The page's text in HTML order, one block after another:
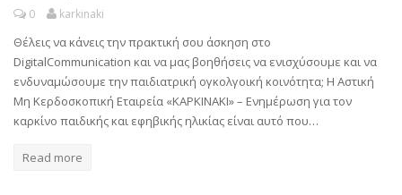
0 karkinaki
Θέλεις να κάνεις την πρακτική σου άσκηση στο
DigitalCommunication και να μας βοηθήσεις να ενισχύσουμε και να
ενδυναμώσουμε την παιδιατρική ογκολγοική κοινότητα; H Αστική
Μη Κερδοσκοπική Εταιρεία «ΚΑΡΚΙΝΑΚΙ» – Ενημέρωση για τον
καρκίνο παιδικής και εφηβικής ηλικίας είναι αυτό που…
Read more